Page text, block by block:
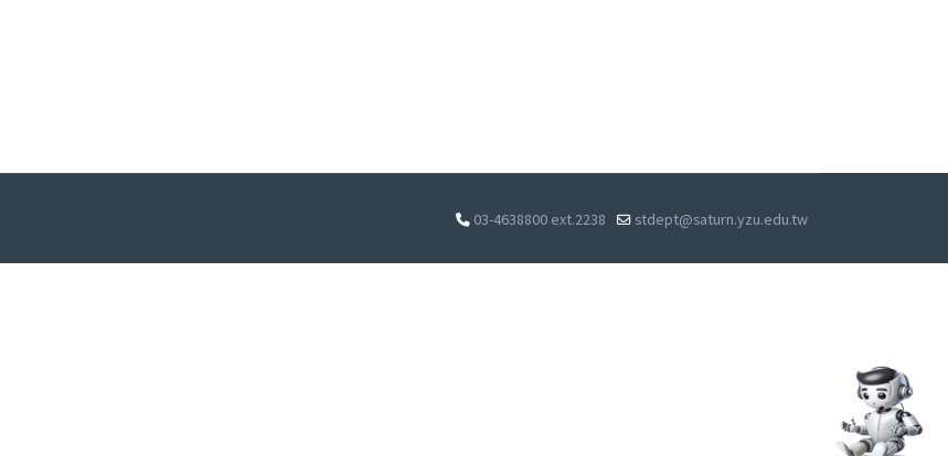
03-4638800 ext.2238 stdept@saturn.yzu.edu.tw